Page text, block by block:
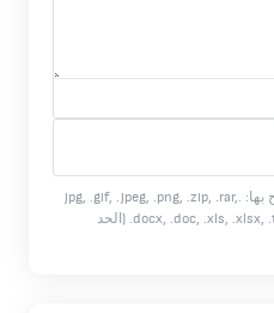
إمتدادات الملفات المرفقة المسموح بها: .jpg, .gif, .jpeg, .png, .zip, .rar,
.docx, .doc, .xls, .xlsx, .txt, .pdf, .ai, .csr, .eps, .mp3, .xml (الحد